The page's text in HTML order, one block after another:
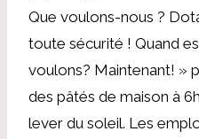
Que voulons-nous ?
toute sécurité ! Quand
voulons? Maintenant! »
des pâtés de maison à
lever du soleil. Les